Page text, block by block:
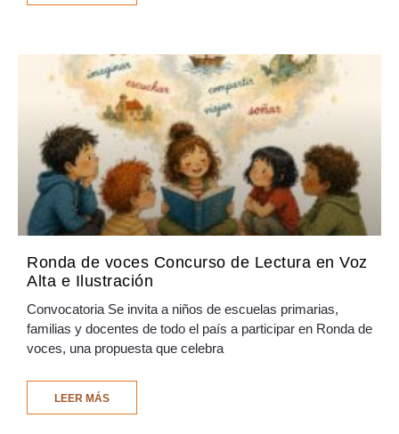
Ronda de voces Concurso de Lectura en Voz
Alta e Ilustración
Convocatoria Se invita a niños de escuelas primarias,
familias y docentes de todo el país a participar en Ronda de
voces, una propuesta que celebra
LEER MÁS